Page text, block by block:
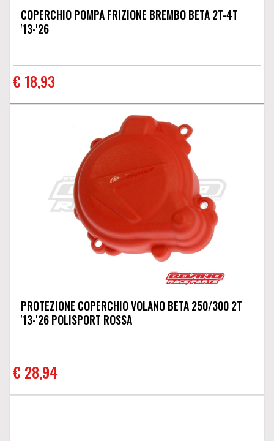
COPERCHIO POMPA FRIZIONE BREMBO BETA 2T-4T
'13-'26
€ 18,93
PROTEZIONE COPERCHIO VOLANO BETA 250/300 2T
'13-'26 POLISPORT ROSSA
€ 28,94